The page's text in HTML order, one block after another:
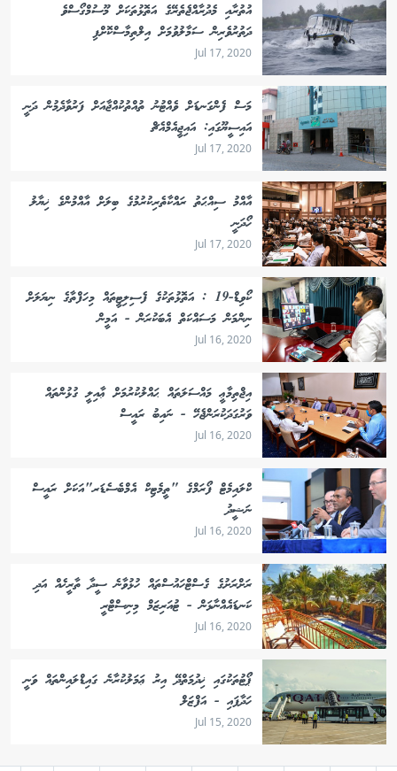
އުތުރާއި މެދުރާއްޖެތެރޭގެ އަތޮޅުތަކަށް މޫސުމްގޯސްވެ
ދަތުރުވެރިން ސަމާލުވުމަށް އިލްތިމާސްކޮށްފި
Jul 17, 2020
މަސް ފެންގަނޑަށް ވެއްޓުނު ތުއްތުކުއްޖާއަށް ފަރުވާދެމުން ދަނީ
އައިސީޔޫގައި: އައިޖީއެމްއެޗް
Jul 17, 2020
އާއްމު ސިއްޙަތު ރައްކާތެރިކުރުމުގެ ބިލަށް އާއްމުންގެ ޚިޔާލު
ހޯދަނީ
Jul 17, 2020
ކޯވިޑް-19 : އަތޮޅުތަކުގެ ފެސިލިޓީތައް މިހަފްތާގެ ނިޔަލަށް
ނިންމަން މަސައްކަތް އެބަކުރަން - އަމީން
Jul 16, 2020
އިޖްތިމާޢީ މައްސަލަތައް ޙައްލުކުރުމަށް ޢާއިލީ ގުޅުންތައް
ވަރުގަދަކުރަންޖެހޭ - ނައިބު ރައީސް
Jul 16, 2020
ކްލައިމެޓް ފޯރަމްގެ "ތީމެޓިކް އެމްބެސެޑަރ"އަކަށް ރައީސް
ނަޝީދު
Jul 16, 2020
ރަށްރަށުގެ ގެސްޓްހައުސްތައް ހުޅުވާނެ ސީދާ ތާރީޚެއް އަދި
ކަނޑައެއްނާޅަން - ޓުއަރިޒަމް މިނިސްޓްރީ
Jul 16, 2020
ޕޯޓުތަކުގައި ޚިދުމަތްދޭ އިރު ޢަމަލުކުރާނެ ގައިޑްލައިންތައް ވަނީ
ހަދާފައި - އަފްޒަލް
Jul 15, 2020